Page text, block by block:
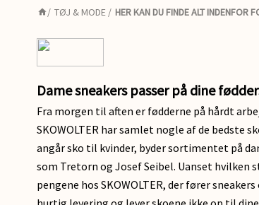
/ TØJ & MODE / HER KAN DU FINDE ALT INDENFOR
Dame sneakers passer på dine
Fra morgen til aften er fødderne på hårdt
SKOWOLTER har samlet nogle af de
angår sko til kvinder, byder sortimentet på
som Tretorn og Josef Seibel. Uanset hvilken
pengene hos SKOWOLTER, der fører